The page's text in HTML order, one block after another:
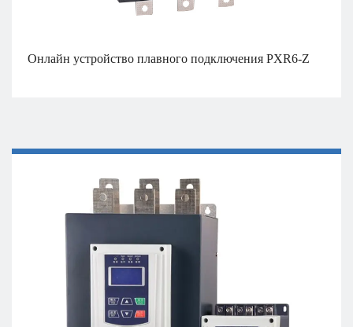
Онлайн устройство плавного подключения PXR6-Z